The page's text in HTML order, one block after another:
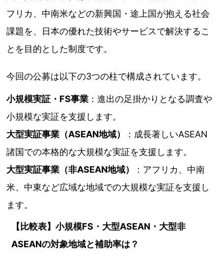
フリカ、中南米などの新興国・途上国が抱える社会
課題を、日本の優れた技術やサービスで解決するこ
とを目的とした制度です。
今回の公募は以下の3つの柱で構成されています。
小規模実証・FS事業 ：進出の足掛かりとなる調査や
小規模な実証を支援します。
大型実証事業（ASEAN地域）
：成長著しいASEAN
諸国での本格的な大規模な実証を支援します。
大型実証事業（非ASEAN地域）
：アフリカ、中南
米、中東など広域な地域での大規模な実証を支援し
ます。
【比較表】小規模FS・大型ASEAN・大型非
ASEANの対象地域と補助率は？